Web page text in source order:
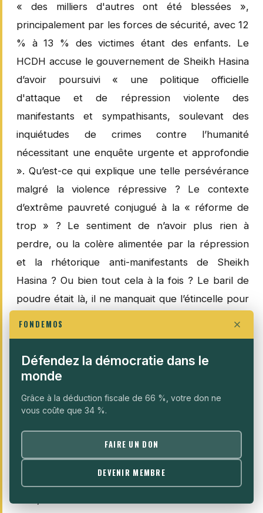
« des milliers d'autres ont été blessées »,
principalement par les forces de sécurité, avec 12
% à 13 % des victimes étant des enfants. Le
HCDH accuse le gouvernement de Sheikh Hasina
d’avoir poursuivi « une politique officielle
d'attaque et de répression violente des
manifestants et sympathisants, soulevant des
inquiétudes de crimes contre l’humanité
nécessitant une enquête urgente et approfondie
». Qu’est-ce qui explique une telle persévérance
malgré la violence répressive ? Le contexte
d’extrême pauvreté conjugué à la « réforme de
trop » ? Le sentiment de n’avoir plus rien à
perdre, ou la colère alimentée par la répression
et la rhétorique anti-manifestants de Sheikh
Hasina ? Ou bien tout cela à la fois ? Le baril de
poudre était là, il ne manquait que l’étincelle pour
d’autres cieux plus favorables, la jeunesse
bangladaise est restée, décidée à obtenir le
dame de fer » et son discours polarisant ont incité
rue, jusqu’à ce que les manifestations brisent
l’image d’une Hasina inébranlable. Outre l’autorité
des forces de l’ordre durant les affrontements de
FONDEMOS
Défendez la démocratie dans le
monde
Grâce à la déduction fiscale de 66 %, votre don ne
vous coûte que 34 %.
FAIRE UN DON
DEVENIR MEMBRE